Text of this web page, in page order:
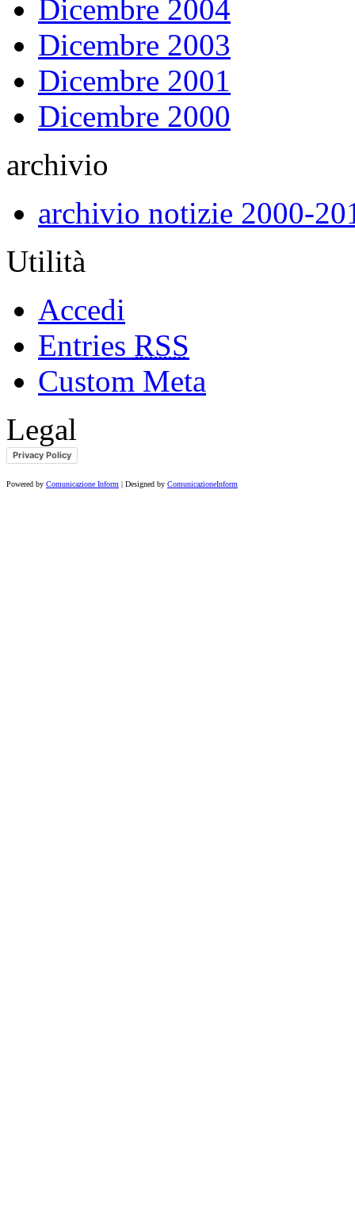
Dicembre 2004
Dicembre 2003
Dicembre 2001
Dicembre 2000
archivio
archivio notizie 2000-
Utilità
Accedi
Entries RSS
Custom Meta
Legal
Privacy Policy
Powered by Comunicazione Inform | Designed by ComunicazioneInform